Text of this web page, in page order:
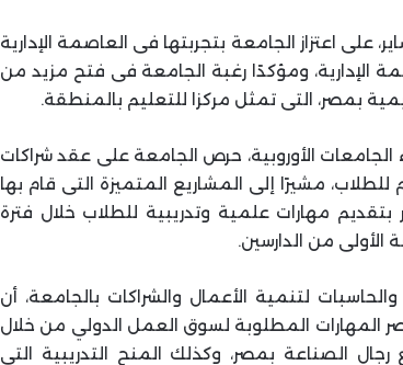
على اعتزاز الجامعة بتجربتها فى العاصمة الإدارية
الإدارية، ومؤكدًا رغبة الجامعة فى فتح مزيد من
بمصر، التى تمثل مركزا للتعليم بالمنطقة.
الأوروبية، حرص الجامعة على عقد شراكات
مشيرًا إلى المشاريع المتميزة التى قام بها
مهارات علمية وتدريبية للطلاب خلال فترة
من الدارسين.
لتنمية الأعمال والشراكات بالجامعة، أن
المهارات المطلوبة لسوق العمل الدولي من خلال
رجال الصناعة بمصر، وكذلك المنح التدريبية التي